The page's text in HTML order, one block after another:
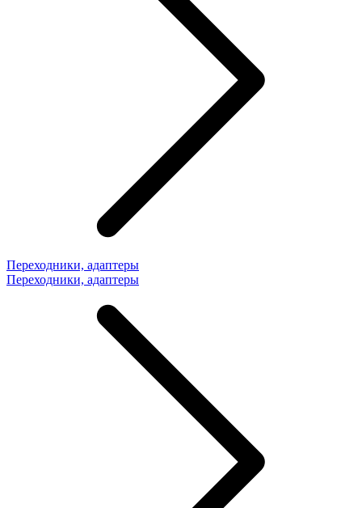
Переходники, адаптеры
Переходники, адаптеры